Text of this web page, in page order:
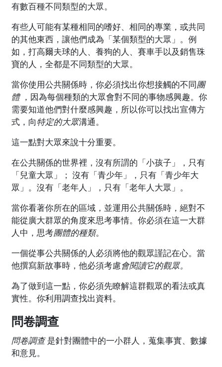
有數百種不同類型的大眾。
有些人可能有某種相同的嗜好、相同的專業，或共同
的其他東西，讓他們成為「某個類型的大眾」。例
如，打高爾夫球的人、養狗的人、賽車手以及銷售珠
寶的人，全都是不同類型的大眾。
當你使用公共關係時，你必須找出你想接觸的不同團
體 ，因為每個種類的大眾會對不同的事物感興趣。你
需要知道他們對什麼感興趣，所以你可以找出宣傳方
式，向特定的大眾溝通。
這一點對大眾來說十分重要。
在公共關係的世界裡，沒有所謂的「小孩子」，只有
「兒童大眾」； 沒有「青少年」，只有「青少年大
眾」。沒有「老年人」，只有「老年人大眾」。
當你看著你所在的區域，並運用公共關係時，絕對不
能從廣大群眾的角度來思考事情。你必須在這一大群
人中，思考團體的種類。
一個從事公共關係的人必須將他的觀眾謹記在心。當
他撰寫新故事時，他必須考慮會閱讀它的觀眾。
為了做到這一點，你必須先瞭解這群觀眾的看法或真
實性。你利用調查找出資料。
問卷調查
問卷調查是針對團體中的一小群人，蒐集事實、數據
和意見。